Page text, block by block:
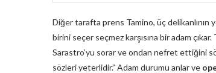
Diğer tarafta prens Tamino, üç delikanlının
birini seçer seçmez karşısına bir adam
Sarastro’yu sorar ve ondan nefret ettiğini
sözleri yeterlidir.” Adam durumu anlar ve